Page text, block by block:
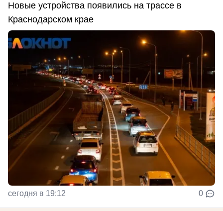
Новые устройства появились на трассе в
Краснодарском крае
сегодня в 19:12 0